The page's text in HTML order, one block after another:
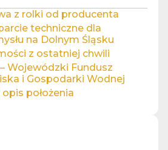
z rolki od producenta
techniczne dla
na Dolnym Śląsku
z ostatniej chwili
Wojewódzki Fundusz
i Gospodarki Wodnej
położenia